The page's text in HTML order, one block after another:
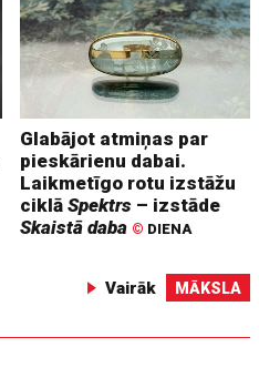
Glabājot atmiņas par
pieskārienu dabai.
Laikmetīgo rotu izstāžu
ciklāSpektrs – izstāde
Skaistā daba © DIENA
Vairāk MĀKSLA